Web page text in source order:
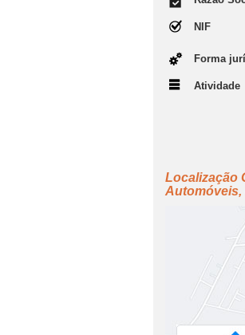
NIF
Forma
Atividade
Localização
Automóveis,